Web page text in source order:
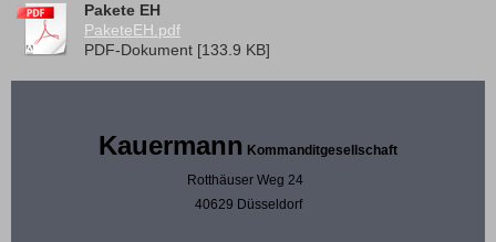
Pakete EH
PaketeEH.pdf
PDF-Dokument [133.9 KB]
Kauermann Kommanditgesellschaft
Rotthäuser Weg 24
40629 Düsseldorf